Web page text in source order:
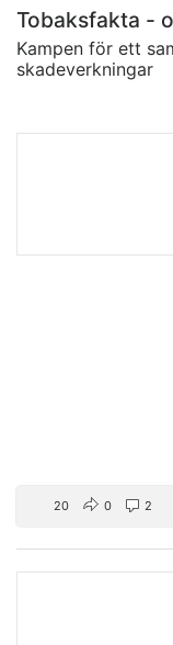
Tobaksfakta -
Kampen för ett
skadeverkningar
20 0 2